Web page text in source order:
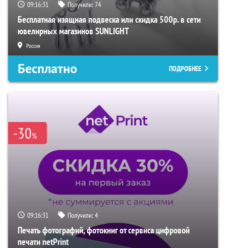
09:16:29 Получили:74
Бесплатная изящная подвеска или скидка 500р. в сети
ювелирных магазинов SUNLIGHT
Россия
Бесплатно ПОДРОБНЕЕ
-30%
09:16:29 Получили:4
Печать фотографий, фотокниг от сервиса цифровой
печати netPrint